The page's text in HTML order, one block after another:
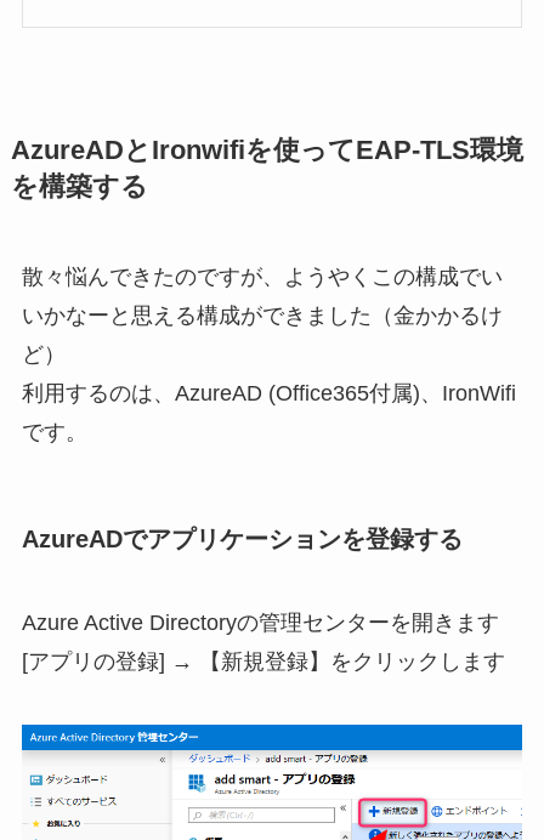
AzureADとIronwifiを使ってEAP-TLS環境
を構築する
散々悩んできたのですが、ようやくこの構成でい
いかなーと思える構成ができました（金かかるけ
ど）
利用するのは、AzureAD (Office365付属)、IronWifi
です。
AzureADでアプリケーションを登録する
Azure Active Directoryの管理センターを開きます
[アプリの登録] → 【新規登録】をクリックします